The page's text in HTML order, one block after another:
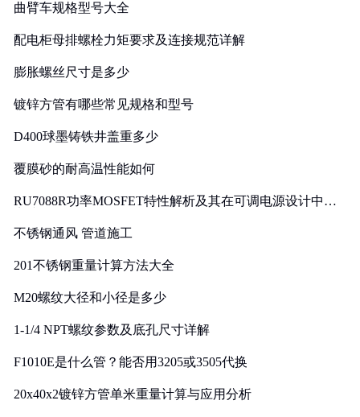
曲臂车规格型号大全
配电柜母排螺栓力矩要求及连接规范详解
膨胀螺丝尺寸是多少
镀锌方管有哪些常见规格和型号
D400球墨铸铁井盖重多少
覆膜砂的耐高温性能如何
RU7088R功率MOSFET特性解析及其在可调电源设计中的
不锈钢通风 管道施工
201不锈钢重量计算方法大全
M20螺纹大径和小径是多少
1-1/4 NPT螺纹参数及底孔尺寸详解
F1010E是什么管？能否用3205或3505代换
20x40x2镀锌方管单米重量计算与应用分析